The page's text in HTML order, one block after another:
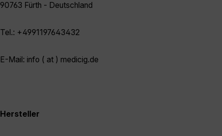
90763 Fürth - Deutschland
Tel.: +4991197643432
E-Mail: info ( at ) medicig.de
Hersteller